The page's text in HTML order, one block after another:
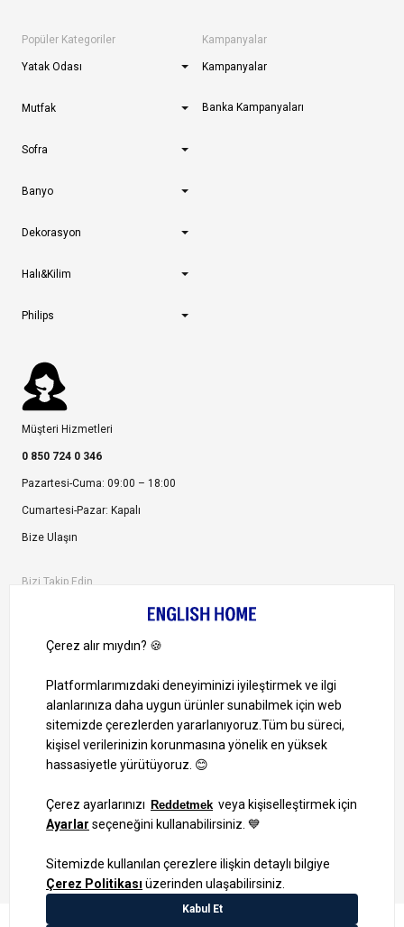
Popüler Kategoriler
Yatak Odası
Mutfak
Sofra
Banyo
Dekorasyon
Halı&Kilim
Philips
Kampanyalar
Kampanyalar
Banka Kampanyaları
Müşteri Hizmetleri
0 850 724 0 346
Pazartesi-Cuma: 09:00 – 18:00
Cumartesi-Pazar: Kapalı
Bize Ulaşın
Bizi Takip Edin
1000 TL ve Üzeri Alışverişlerinizde Kargo Bedava!
Bilgi Toplum Hizmetleri
KVKK Veri İşleme Politikamız
Site Haritası